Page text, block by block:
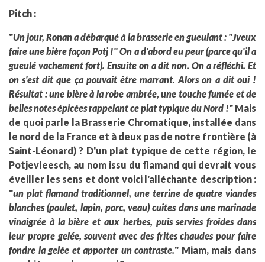
Pitch :
"Un jour, Ronan a débarqué à la brasserie en gueulant : "Jveux
faire une bière façon Potj !" On a d'abord eu peur (parce qu'il a
gueulé vachement fort). Ensuite on a dit non. On a réfléchi. Et
on s'est dit que ça pouvait être marrant. Alors on a dit oui !
Résultat : une bière à la robe ambrée, une touche fumée et de
belles notes épicées rappelant ce plat typique du Nord !" Mais
de quoi parle la Brasserie Chromatique, installée dans
le nord de la France et à deux pas de notre frontière (à
Saint-Léonard) ? D'un plat typique de cette région, le
Potjevleesch, au nom issu du flamand qui devrait vous
éveiller les sens et dont voici l'alléchante description :
"un plat flamand traditionnel, une terrine de quatre viandes
blanches (poulet, lapin, porc, veau) cuites dans une marinade
vinaigrée à la bière et aux herbes, puis servies froides dans
leur propre gelée, souvent avec des frites chaudes pour faire
fondre la gelée et apporter un contraste." Miam, mais dans